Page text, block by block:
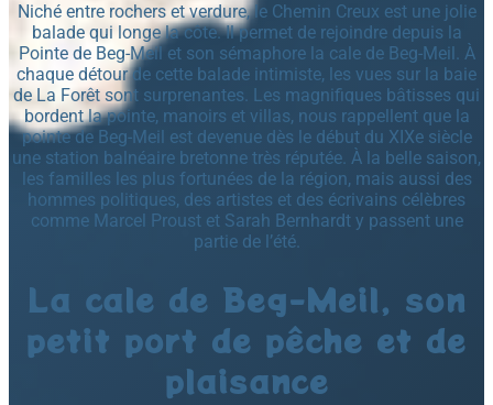
Niché entre rochers et verdure, le Chemin Creux est une jolie
balade qui longe la côte. Il permet de rejoindre depuis la
Pointe de Beg-Meil et son sémaphore la cale de Beg-Meil. À
chaque détour de cette balade intimiste, les vues sur la baie
de La Forêt sont surprenantes. Les magnifiques bâtisses qui
bordent la pointe, manoirs et villas, nous rappellent que la
pointe de Beg-Meil est devenue dès le début du XIXe siècle
une station balnéaire bretonne très réputée. À la belle saison,
les familles les plus fortunées de la région, mais aussi des
hommes politiques, des artistes et des écrivains célèbres
comme Marcel Proust et Sarah Bernhardt y passent une
partie de l’été.
La cale de Beg-Meil, son
petit port de pêche et de
plaisance